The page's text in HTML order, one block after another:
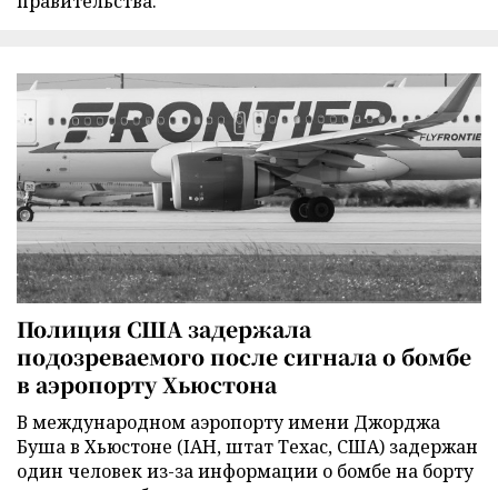
Полиция США задержала
подозреваемого после сигнала о бомбе
в аэропорту Хьюстона
В международном аэропорту имени Джорджа
Буша в Хьюстоне (IAH, штат Техас, США) задержан
один человек из-за информации о бомбе на борту